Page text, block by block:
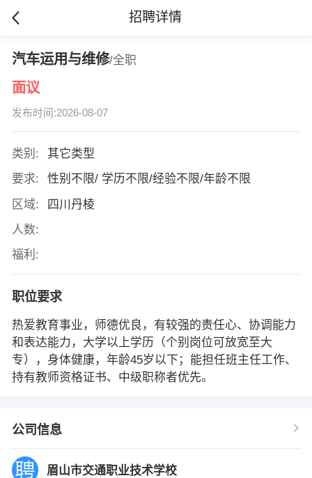
招聘详情
汽车运用与维修/全职
面议
发布时间:2026-08-07
类别:
其它类型
要求:
性别不限/ 学历不限/经验不限/年龄不限
区域:
四川丹棱
人数:
福利:
职位要求
热爱教育事业，师德优良，有较强的责任心、协调能力
和表达能力，大学以上学历（个别岗位可放宽至大
专），身体健康，年龄45岁以下；能担任班主任工作、
持有教师资格证书、中级职称者优先。
公司信息
眉山市交通职业技术学校